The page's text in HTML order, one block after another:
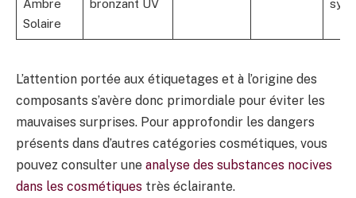
Ambre
Solaire
bronzant UV
L’attention portée aux étiquetages et à l’origine des
composants s’avère donc primordiale pour éviter les
mauvaises surprises. Pour approfondir les dangers
présents dans d’autres catégories cosmétiques, vous
pouvez consulter une analyse des substances nocives
dans les cosmétiques très éclairante.